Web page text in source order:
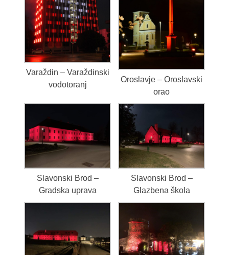
Varaždin – Varaždinski
vodotoranj
Oroslavje – Oroslavski
orao
Slavonski Brod –
Gradska uprava
Slavonski Brod –
Glazbena škola